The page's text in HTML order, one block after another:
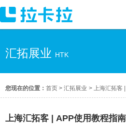
汇拓展业 HTK
您现在的位置：首页 >汇拓展业 >上海汇拓客
上海汇拓客 | APP使用教程指南